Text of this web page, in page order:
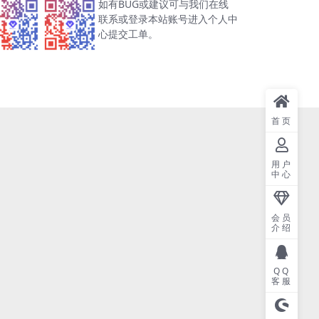
如有BUG或建议可与我们在线
联系或登录本站账号进入个人中
心提交工单。
首页
用户
中心
会员
介绍
QQ
客服